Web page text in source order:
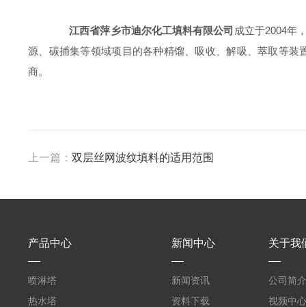
江西省萍乡市迪尔化工填料有限公司 成立于2004年
源、碳捕集等领域项目的各种精馏、吸收、解吸、萃取等
商。
上一篇： 双层丝网波纹填料的适用范围
产品中心
喷淋塔
热水塔
新闻中心
新闻资讯
资料下载
关于我
公司简介
视频中心